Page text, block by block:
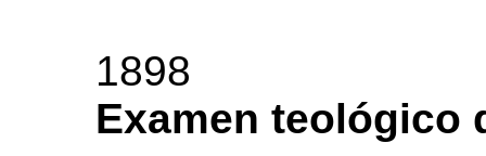
1898
Examen teológico